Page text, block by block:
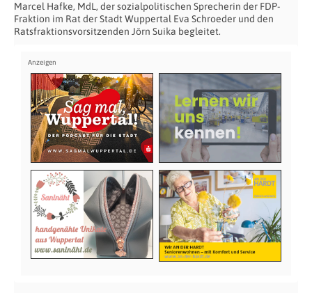
Marcel Hafke, MdL, der sozialpolitischen Sprecherin der FDP-
Fraktion im Rat der Stadt Wuppertal Eva Schroeder und den
Ratsfraktionsvorsitzenden Jörn Suika begleitet.